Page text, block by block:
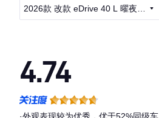
2026款 改款 eDrive 40 L 曜夜套
4.74